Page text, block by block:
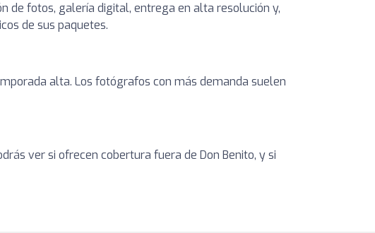
de fotos, galería digital, entrega en alta resolución y,
de sus paquetes.
alta. Los fotógrafos con más demanda suelen
ver si ofrecen cobertura fuera de Don Benito, y si